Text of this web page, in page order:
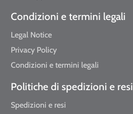
Condizioni e termini legali
Legal Notice
Privacy Policy
Condizioni e termini legali
Politiche di spedizioni e resi
Spedizioni e resi